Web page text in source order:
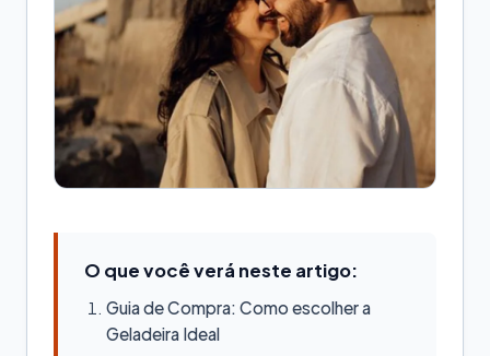
O que você verá neste artigo:
Guia de Compra: Como escolher a
Geladeira Ideal